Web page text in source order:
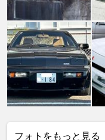
フォトをもっと見る